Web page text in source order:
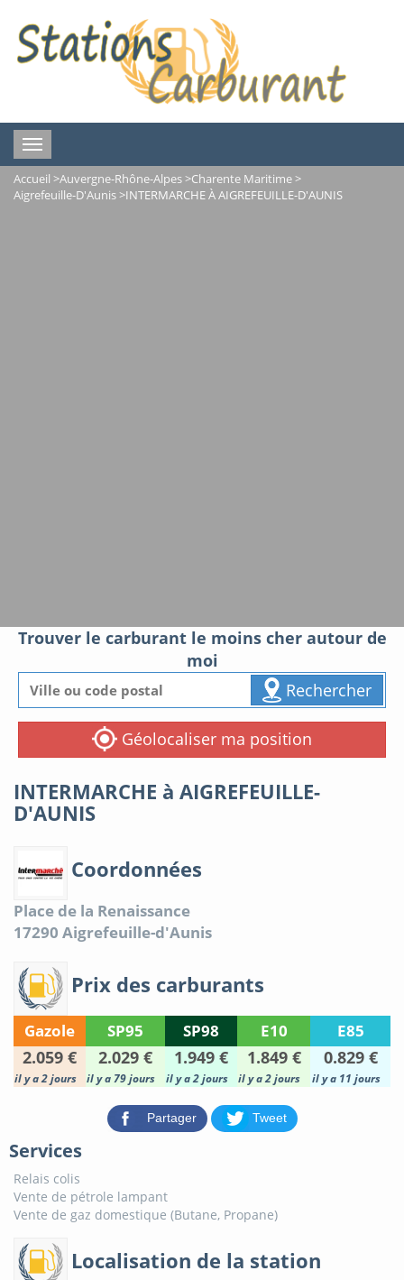
Toggle
navigation
Accueil >Auvergne-Rhône-Alpes>Charente Maritime>
Aigrefeuille-D'Aunis>INTERMARCHE À AIGREFEUILLE-D'AUNIS
Trouver le carburant le moins cher autour de
moi
Rechercher
Géolocaliser ma position
INTERMARCHE à AIGREFEUILLE-
D'AUNIS
Coordonnées
Place de la Renaissance
17290 Aigrefeuille-d'Aunis
Prix des carburants
Gazole SP95 SP98 E10 E85
2.059 € 2.029 € 1.949 € 1.849 € 0.829 €
il y a 2 jours il y a 79 jours il y a 2 jours il y a 2 jours il y a 11 jours
Partager Tweet
Services
Relais colis
Vente de pétrole lampant
Vente de gaz domestique (Butane, Propane)
Localisation de la station